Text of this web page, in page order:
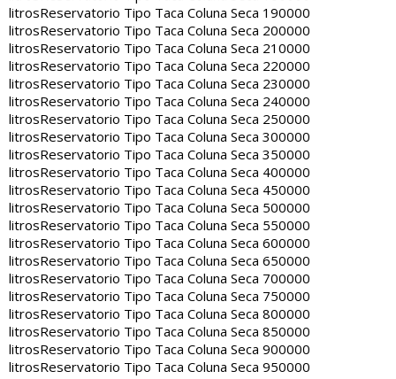
litrosReservatorio Tipo Taca Coluna Seca 190000
litrosReservatorio Tipo Taca Coluna Seca 200000
litrosReservatorio Tipo Taca Coluna Seca 210000
litrosReservatorio Tipo Taca Coluna Seca 220000
litrosReservatorio Tipo Taca Coluna Seca 230000
litrosReservatorio Tipo Taca Coluna Seca 240000
litrosReservatorio Tipo Taca Coluna Seca 250000
litrosReservatorio Tipo Taca Coluna Seca 300000
litrosReservatorio Tipo Taca Coluna Seca 350000
litrosReservatorio Tipo Taca Coluna Seca 400000
litrosReservatorio Tipo Taca Coluna Seca 450000
litrosReservatorio Tipo Taca Coluna Seca 500000
litrosReservatorio Tipo Taca Coluna Seca 550000
litrosReservatorio Tipo Taca Coluna Seca 600000
litrosReservatorio Tipo Taca Coluna Seca 650000
litrosReservatorio Tipo Taca Coluna Seca 700000
litrosReservatorio Tipo Taca Coluna Seca 750000
litrosReservatorio Tipo Taca Coluna Seca 800000
litrosReservatorio Tipo Taca Coluna Seca 850000
litrosReservatorio Tipo Taca Coluna Seca 900000
litrosReservatorio Tipo Taca Coluna Seca 950000